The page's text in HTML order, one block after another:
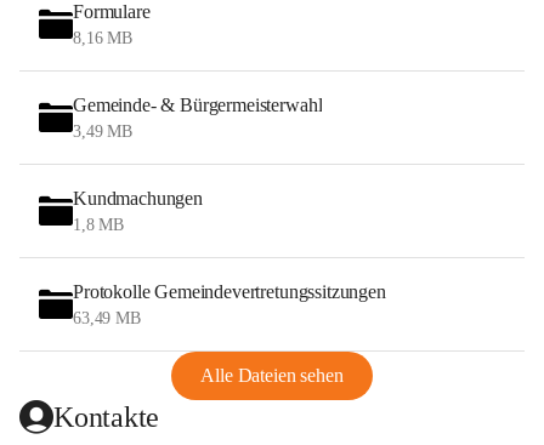
Formulare
8,16 MB
Gemeinde- & Bürgermeisterwahl
3,49 MB
Kundmachungen
1,8 MB
Protokolle Gemeindevertretungssitzungen
63,49 MB
Alle Dateien sehen
Kontakte